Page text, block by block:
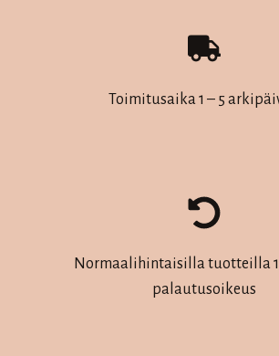
Toimitusaika 1 – 5
Normaalihintaisilla tuotteilla
palautusoikeus